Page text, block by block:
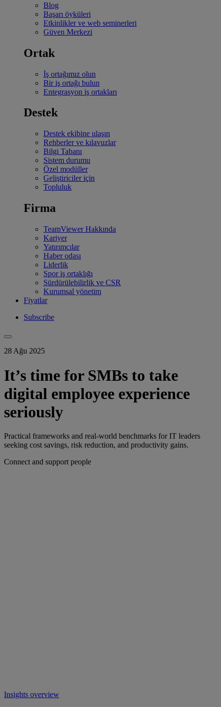
Blog
Başarı öyküleri
Etkinlikler ve web seminerleri
Güven Merkezi
Ortak
İş ortağımız olun
Bir iş ortağı bulun
Entegrasyon iş ortakları
Destek
Destek ekibine ulaşın
Rehberler ve kılavuzlar
Bilgi Tabanı
Sistem durumu
Özel modüller
Geliştiriciler için
Topluluk
Firma
TeamViewer Hakkında
Kariyer
Yatırımcılar
Haber odası
Liderlik
Spor iş ortaklığı
Sürdürülebilirlik ve CSR
Kurumsal yönetim
Fiyatlar
Subscribe
28 Ağu 2025
It’s time for SMBs to take
digital employee experience
seriously
Practical frameworks and real-world benchmarks for IT leaders
seeking cost savings, risk reduction, and productivity gains.
Connect and support people
Insights overview